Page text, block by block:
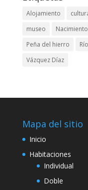
Alojamiento
museo
Peña del hierro
Vázquez Díaz
Mapa del sitio
Inicio
Habitaciones
Individual
Doble